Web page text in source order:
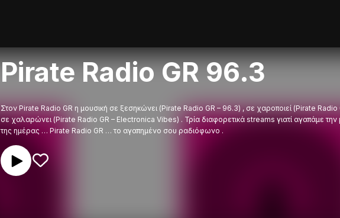
Pirate Radio GR 96.3
Στον Pirate Radio GR η μουσική σε ξεσηκώνει (Pirate Radio GR – 96.3) , σε χαροποιεί (Pirate
σε χαλαρώνει (Pirate Radio GR – Electronica Vibes) . Τρία διαφορετικά streams γιατί αγαπάμε
της ημέρας … Pirate Radio GR … το αγαπημένο σου ραδιόφωνο .